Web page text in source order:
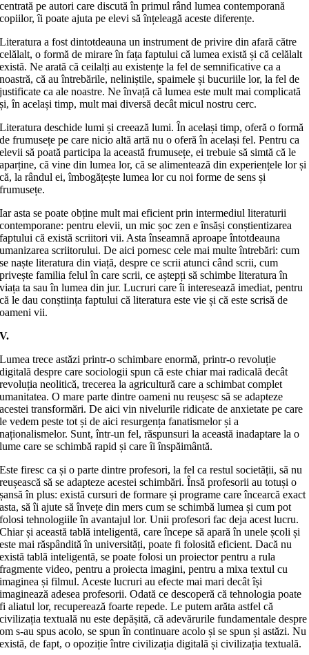
centrată pe autori care discută în primul rând lumea contemporană
copiilor, îi poate ajuta pe elevi să înțeleagă aceste diferențe.
Literatura a fost dintotdeauna un instrument de privire din afară către
celălalt, o formă de mirare în fața faptului că lumea există și că celălalt
există. Ne arată că ceilalți au existențe la fel de semnificative ca a
noastră, că au întrebările, neliniștile, spaimele și bucuriile lor, la fel de
justificate ca ale noastre. Ne învață că lumea este mult mai complicată
și, în același timp, mult mai diversă decât micul nostru cerc.
Literatura deschide lumi și creează lumi. În același timp, oferă o formă
de frumusețe pe care nicio altă artă nu o oferă în același fel. Pentru ca
elevii să poată participa la această frumusețe, ei trebuie să simtă că le
aparține, că vine din lumea lor, că se alimentează din experiențele lor și
că, la rândul ei, îmbogățește lumea lor cu noi forme de sens și
frumusețe.
Iar asta se poate obține mult mai eficient prin intermediul literaturii
contemporane: pentru elevii, un mic șoc zen e însăși conștientizarea
faptului că există scriitori vii. Asta înseamnă aproape întotdeauna
umanizarea scriitorului. De aici pornesc cele mai multe întrebări: cum
se naște literatura din viață, despre ce scrii atunci când scrii, cum
privește familia felul în care scrii, ce aștepți să schimbe literatura în
viața ta sau în lumea din jur. Lucruri care îi interesează imediat, pentru
că le dau conștiința faptului că literatura este vie și că este scrisă de
oameni vii.
V.
Lumea trece astăzi printr-o schimbare enormă, printr-o revoluție
digitală despre care sociologii spun că este chiar mai radicală decât
revoluția neolitică, trecerea la agricultură care a schimbat complet
umanitatea. O mare parte dintre oameni nu reușesc să se adapteze
acestei transformări. De aici vin nivelurile ridicate de anxietate pe care
le vedem peste tot și de aici resurgența fanatismelor și a
naționalismelor. Sunt, într-un fel, răspunsuri la această inadaptare la o
lume care se schimbă rapid și care îi înspăimântă.
Este firesc ca și o parte dintre profesori, la fel ca restul societății, să nu
reușească să se adapteze acestei schimbări. Însă profesorii au totuși o
șansă în plus: există cursuri de formare și programe care încearcă exact
asta, să îi ajute să învețe din mers cum se schimbă lumea și cum pot
folosi tehnologiile în avantajul lor. Unii profesori fac deja acest lucru.
Chiar și această tablă inteligentă, care începe să apară în unele școli și
este mai răspândită în universități, poate fi folosită eficient. Dacă nu
există tablă inteligentă, se poate folosi un proiector pentru a rula
fragmente video, pentru a proiecta imagini, pentru a mixa textul cu
imaginea și filmul. Aceste lucruri au efecte mai mari decât își
imaginează adesea profesorii. Odată ce descoperă că tehnologia poate
fi aliatul lor, recuperează foarte repede. Le putem arăta astfel că
civilizația textuală nu este depășită, că adevărurile fundamentale despre
om s-au spus acolo, se spun în continuare acolo și se spun și astăzi. Nu
există, de fapt, o opoziție între civilizația digitală și civilizația textuală.